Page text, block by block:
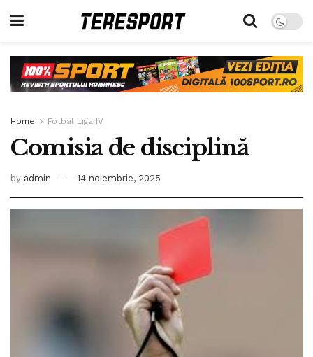
Home Fotbal Liga IV
Comisia de disciplină
by admin 14 noiembrie, 2025